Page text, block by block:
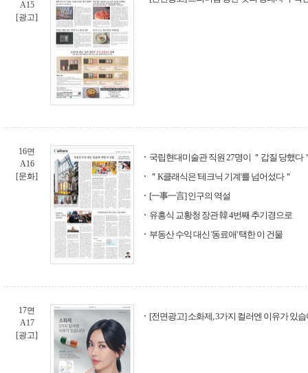
A15
[광고]
16면
A16
[문화]
국립현대미술관 직원 27명이 ＂갑질 당했다
＂K클래식은 '테크닉 기계'를 넘어섰다＂
[一事一言] 인구의 역설
유흥식 교황청 장관 韓 4번째 추기경으로
부동산 수익 대신 '동료애' 택한 이 건물
17면
A17
[광고]
[전면광고] 소화제, 3가지 컬러엔 이유가 있